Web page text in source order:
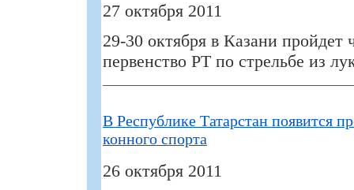
27 октября 2011
29-30 октября в Казани пройдет
первенство РТ по стрельбе из
В Республике Татарстан появится
конного спорта
26 октября 2011